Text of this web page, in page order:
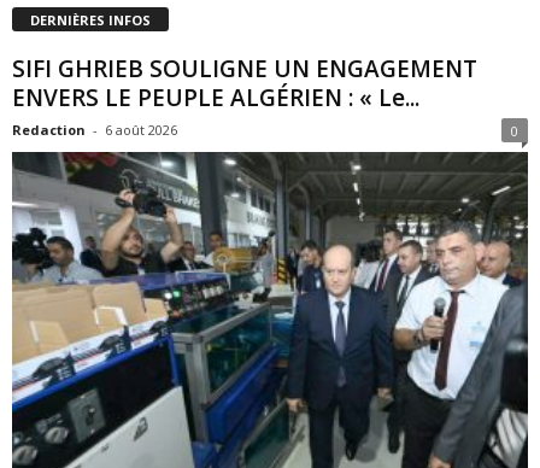
DERNIÈRES INFOS
SIFI GHRIEB SOULIGNE UN ENGAGEMENT
ENVERS LE PEUPLE ALGÉRIEN : « Le...
Redaction - 6 août 2026 0